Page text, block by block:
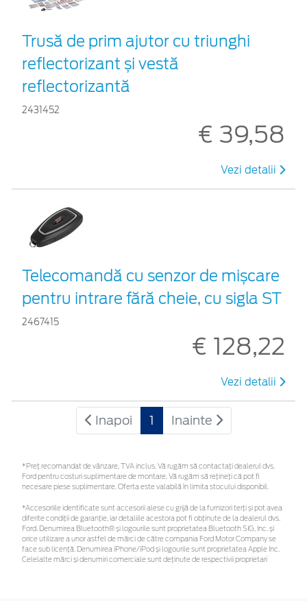
Trusă de prim ajutor cu triunghi
reflectorizant și vestă
reflectorizantă
2431452
€ 39,58
Vezi detalii
Telecomandă cu senzor de mișcare
pentru intrare fără cheie, cu sigla ST
2467415
€ 128,22
Vezi detalii
Inapoi 1 Inainte
*Preţ recomandat de vânzare, TVA inclus. Vă rugăm să contactaţi dealerul dvs.
Ford pentru costuri suplimentare de montare. Vă rugăm să rețineți că pot fi
necesare piese suplimentare. Oferta este valabilă în limita stocului disponibil.
*Accesoriile identificate sunt accesorii alese cu grijă de la furnizori terți și pot avea
diferite condiții de garanție, iar detaliile acestora pot fi obținute de la dealerul dvs.
Ford. Denumirea Bluetooth® și logourile sunt proprietatea Bluetooth SIG, Inc. și
orice utilizare a unor astfel de mărci de către compania Ford Motor Company se
face sub licență. Denumirea iPhone/iPod și logourile sunt proprietatea Apple Inc.
Celelalte mărci și denumiri comerciale sunt deținute de respectivii proprietari